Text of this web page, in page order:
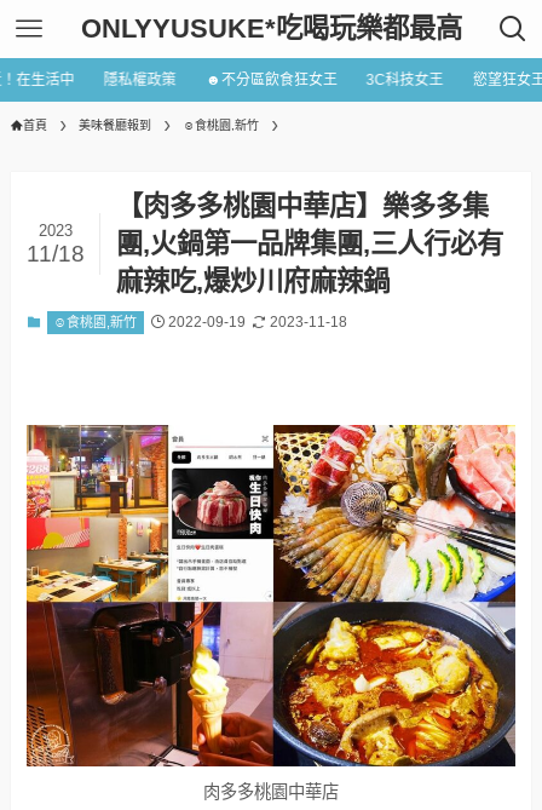
ONLYYUSUKE*吃喝玩樂都最高
在生活中 隱私權政策 ☻不分區飲食狂女王 3C科技女王 慾望狂女
首頁 美味餐廳報到 ☺食桃園,新竹
【肉多多桃園中華店】樂多多集
團,火鍋第一品牌集團,三人行必有
麻辣吃,爆炒川府麻辣鍋
2023
11/18
☺食桃園,新竹 2022-09-19 2023-11-18
肉多多桃園中華店